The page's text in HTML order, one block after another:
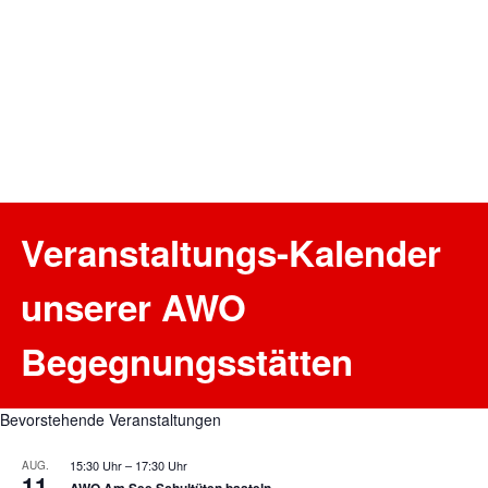
Veranstaltungs-Kalender
unserer AWO
Begegnungsstätten
Bevorstehende Veranstaltungen
AUG. 15:30 Uhr– 17:30 Uhr